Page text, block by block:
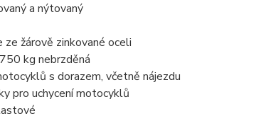
a nýtovaný
ze žárově zinkované oceli
kg nebrzděná
s dorazem, včetně nájezdu
pro uchycení motocyklů